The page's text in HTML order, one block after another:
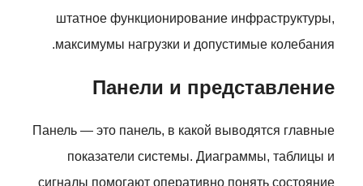
штатное функционирование инфраструктуры,
максимумы нагрузки и допустимые колебания.
Панели и представление
Панель — это панель, в какой выводятся главные
показатели системы. Диаграммы, таблицы и
сигналы помогают оперативно понять состояние